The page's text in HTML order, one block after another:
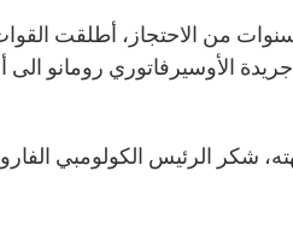
جريدة الأوسيرفاتوري رومانو